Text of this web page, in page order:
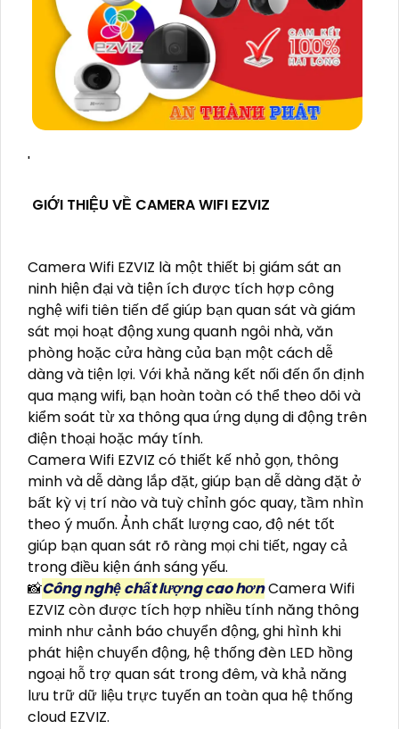
'
GIỚI THIỆU VỀ CAMERA WIFI EZVIZ
Camera Wifi EZVIZ là một thiết bị giám sát an
ninh hiện đại và tiện ích được tích hợp công
nghệ wifi tiên tiến để giúp bạn quan sát và giám
sát mọi hoạt động xung quanh ngôi nhà, văn
phòng hoặc cửa hàng của bạn một cách dễ
dàng và tiện lợi. Với khả năng kết nối đến ổn định
qua mạng wifi, bạn hoàn toàn có thể theo dõi và
kiểm soát từ xa thông qua ứng dụng di động trên
điện thoại hoặc máy tính.
Camera Wifi EZVIZ có thiết kế nhỏ gọn, thông
minh và dễ dàng lắp đặt, giúp bạn dễ dàng đặt ở
bất kỳ vị trí nào và tuỳ chỉnh góc quay, tầm nhìn
theo ý muốn. Ảnh chất lượng cao, độ nét tốt
giúp bạn quan sát rõ ràng mọi chi tiết, ngay cả
trong điều kiện ánh sáng yếu.
📸Công nghệ chất lượng cao hơnCamera Wifi
EZVIZ còn được tích hợp nhiều tính năng thông
minh như cảnh báo chuyển động, ghi hình khi
phát hiện chuyển động, hệ thống đèn LED hồng
ngoại hỗ trợ quan sát trong đêm, và khả năng
lưu trữ dữ liệu trực tuyến an toàn qua hệ thống
cloud EZVIZ.